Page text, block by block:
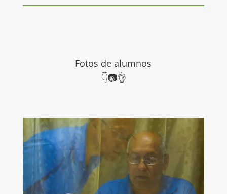
Fotos de alumnos
👇📷👌